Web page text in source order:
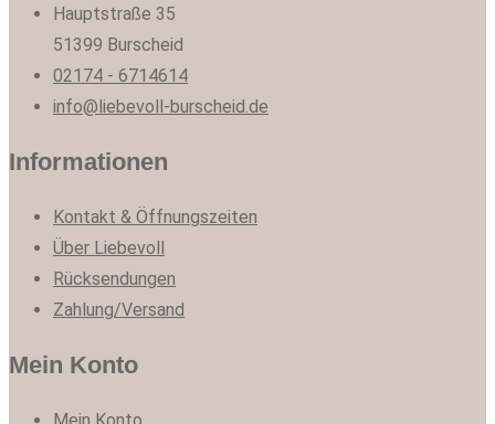
Hauptstraße 35
51399 Burscheid
02174 - 6714614
info@liebevoll-burscheid.de
Informationen
Kontakt & Öffnungszeiten
Über Liebevoll
Rücksendungen
Zahlung/Versand
Mein Konto